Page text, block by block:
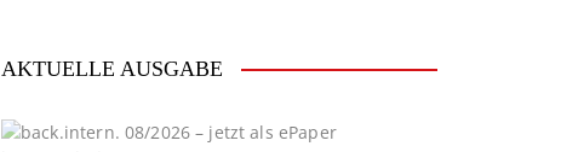
AKTUELLE AUSGABE